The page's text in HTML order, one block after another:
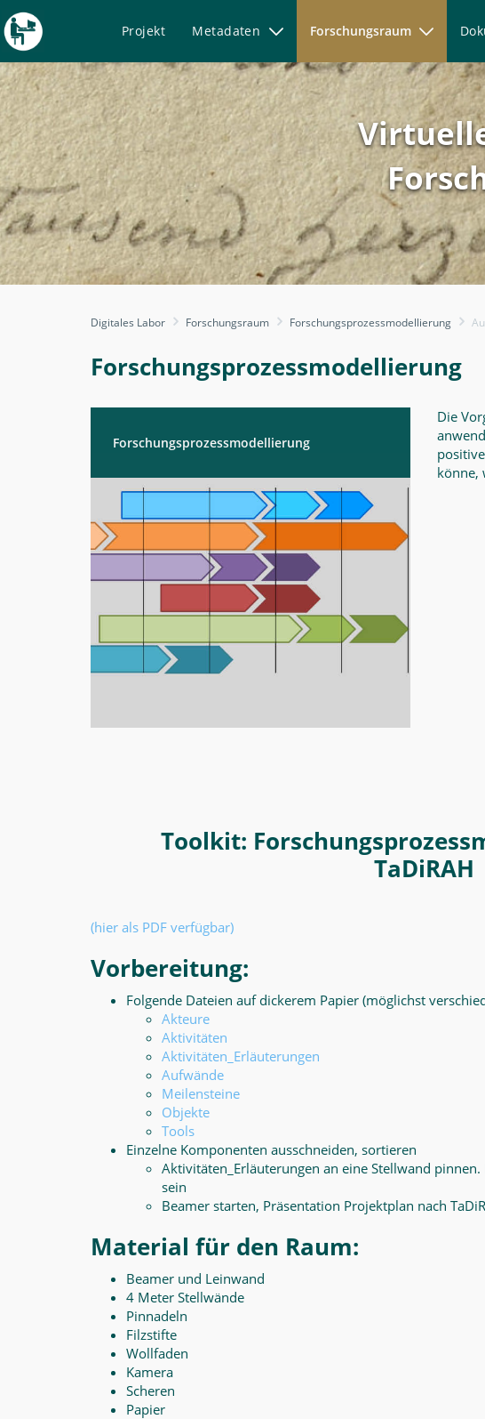
Projekt Metadaten Forschungsraum
-
Digitales
Digitales Labor Forschungsraum Forschungsprozessmodellierung
Forschungsprozessmodellierung
Forschungsprozessmodellierung
Die
könne,
Toolkit:
TaDiRAH
(hier als PDF verfügbar)
Vorbereitung:
Folgende Dateien auf dickerem Papier (möglichst
Akteure
Aktivitäten
Aktivitäten_Erläuterungen
Aufwände
Meilensteine
Objekte
Tools
Einzelne Komponenten ausschneiden, sortieren
Aktivitäten_Erläuterungen an eine Stellwand
sein
Beamer starten, Präsentation Projektplan nach
Material für den Raum:
Beamer und Leinwand
4 Meter Stellwände
Pinnadeln
Filzstifte
Wollfaden
Kamera
Scheren
Papier